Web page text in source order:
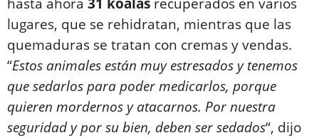
lugares, que se rehidratan, mientras que las
quemaduras se tratan con cremas y vendas.
“Estos animales están muy estresados y tenemos
que sedarlos para poder medicarlos, porque
quieren mordernos y atacarnos. Por nuestra
seguridad y por su bien, deben ser sedados“, dijo